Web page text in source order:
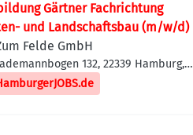
Gärtner Fachrichtung
und Landschaftsbau (m/w/d)
Felde GmbH
132, 22339 Hamburg,